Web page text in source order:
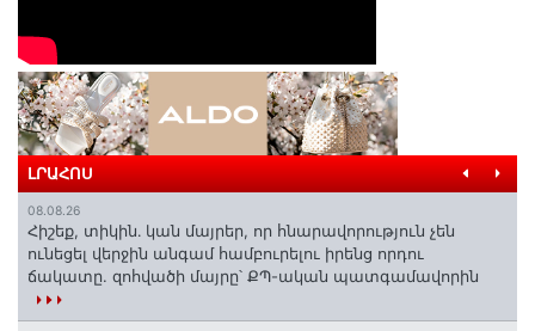
ԼՐԱՀՈՍ
08.08.26
Հիշեք, տիկին․ կան մայրեր, որ հնարավորություն չեն
ունեցել վերջին անգամ համբուրելու իրենց որդու
ճակատը. զոհվածի մայրը՝ ՔՊ-ական պատգամավորին